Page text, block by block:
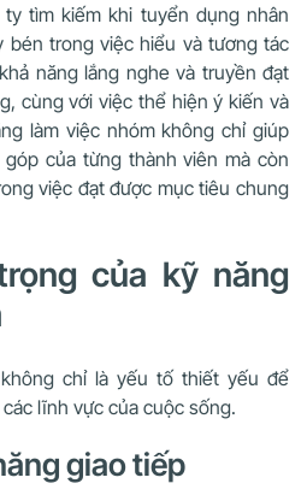
tìm kiếm khi tuyển dụng nhân
bén trong việc hiểu và tương tác
năng lắng nghe và truyền đạt
cùng với việc thể hiện ý kiến và
làm việc nhóm không chỉ giúp
của từng thành viên mà còn
việc đạt được mục tiêu chung
của kỹ năng
chỉ là yếu tố thiết yếu để
lĩnh vực của cuộc sống.
giao tiếp